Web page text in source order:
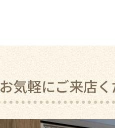
お気軽にご来店